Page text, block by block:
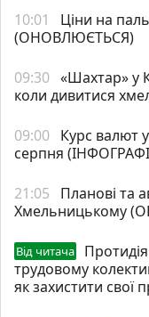
10:01
Ціни на
(ОНОВЛЮЄТЬСЯ)
09:30 «Шахтар» у
коли дивитися
09:00 Курс валют
серпня
21:05
Планові та
Хмельницькому
Від читача
трудовому
як захистити свої